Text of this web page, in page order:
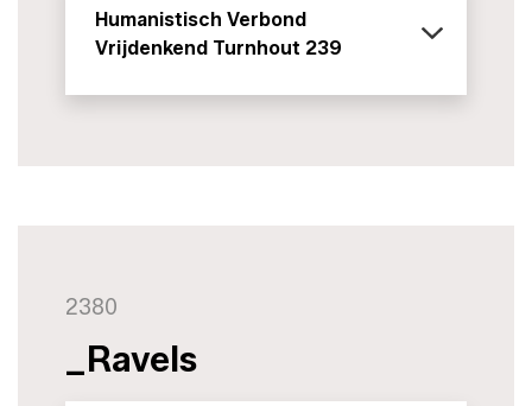
Humanistisch Verbond
Vrijdenkend Turnhout 239
2380
_Ravels